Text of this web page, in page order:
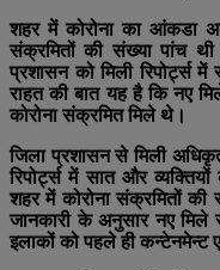
शहर में कोरोना का आंकडा
संक्रमितों की संख्या पांच
प्रशासन को मिली रिपोर्ट्स
राहत की बात यह है कि नए
कोरोना संक्रमित मिले थे।
जिला प्रशासन से मिली
रिपोर्ट्स में सात और
शहर में कोरोना संक्रमितों
जानकारी के अनुसार नए मिले
इलाकों को पहले ही कन्टेनमेन्ट